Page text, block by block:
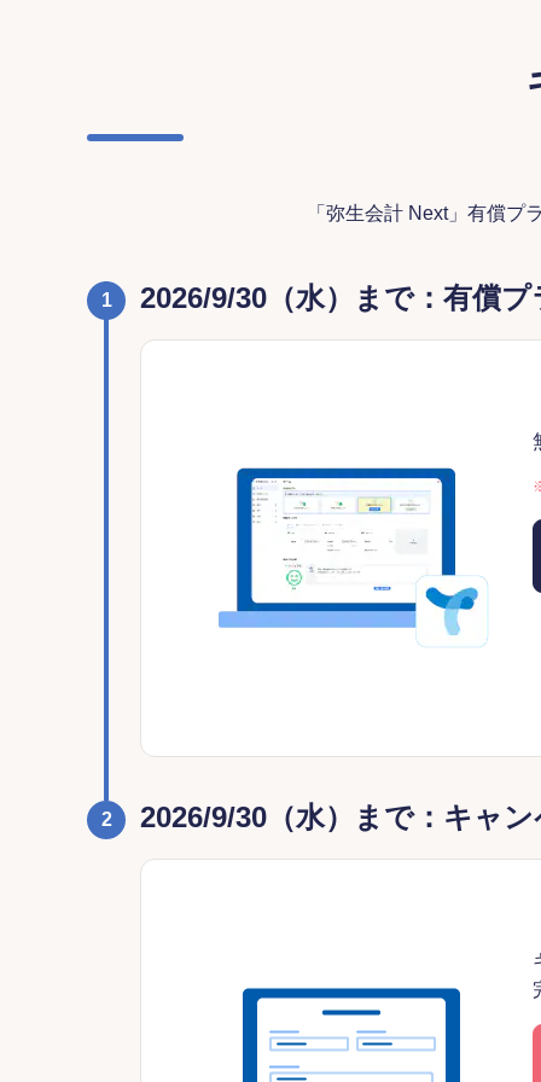
「弥生会計 Next」有償
1 2026/9/30（水）まで：有償
2 2026/9/30（水）まで：キャ